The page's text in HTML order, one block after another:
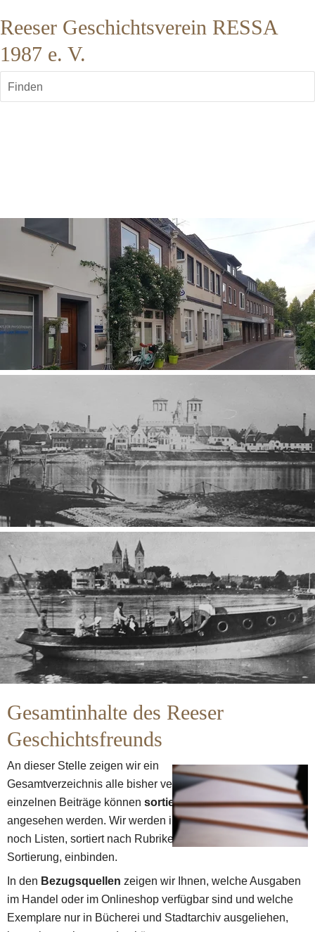
Reeser Geschichtsverein RESSA
1987 e. V.
Finden
Gesamtinhalte des Reeser
Geschichtsfreunds
An dieser Stelle zeigen wir ein
Gesamtverzeichnis alle bisher veröffentlichten Inhalte. Die
einzelnen Beiträge können sortiert nach Ausgabe
angesehen werden. Wir werden in dernächsten Zeit auch
noch Listen, sortiert nach Rubriken oder mit alphabetischer
Sortierung, einbinden.
In den Bezugsquellen zeigen wir Ihnen, welche Ausgaben
im Handel oder im Onlineshop verfügbar sind und welche
Exemplare nur in Bücherei und Stadtarchiv ausgeliehen,